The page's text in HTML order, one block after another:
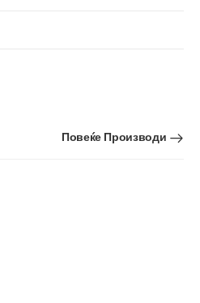
Повеќе Производи